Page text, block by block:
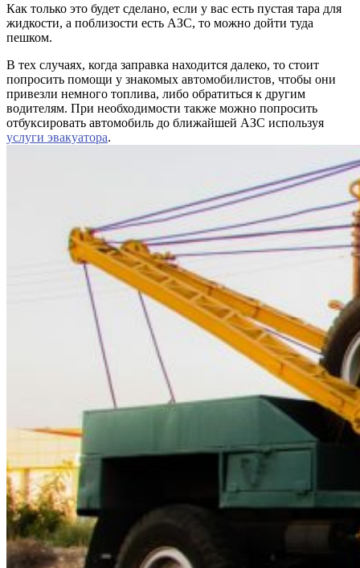
Как только это будет сделано, если у вас есть пустая тара для
жидкости, а поблизости есть АЗС, то можно дойти туда
пешком.
В тех случаях, когда заправка находится далеко, то стоит
попросить помощи у знакомых автомобилистов, чтобы они
привезли немного топлива, либо обратиться к другим
водителям. При необходимости также можно попросить
отбуксировать автомобиль до ближайшей АЗС используя
услуги эвакуатора.